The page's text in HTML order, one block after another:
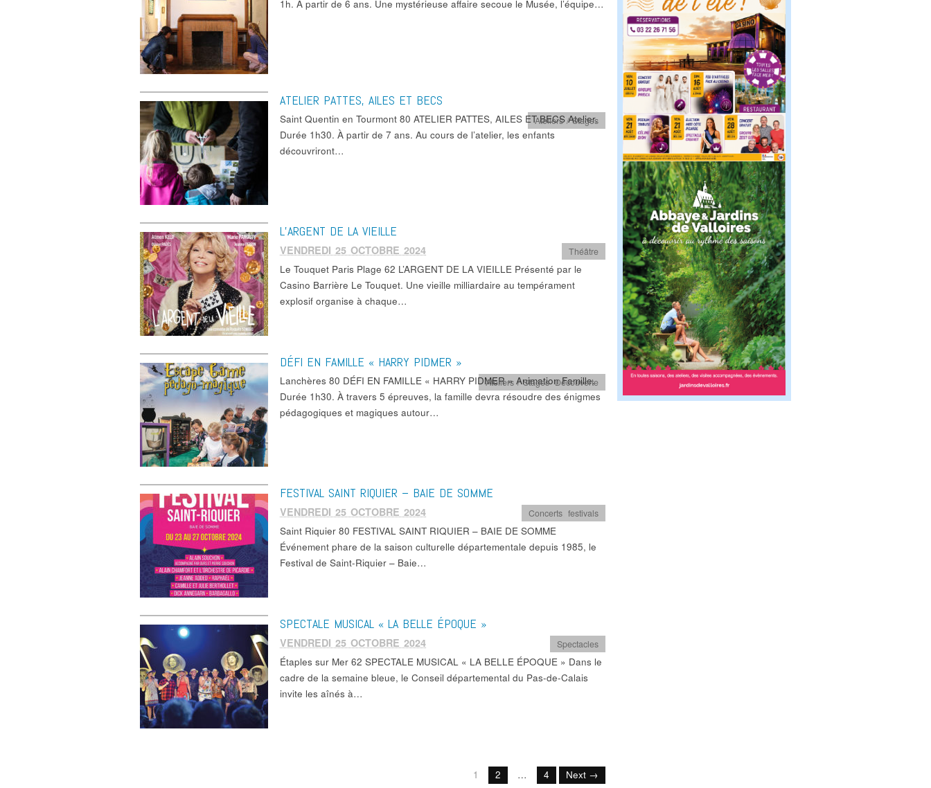
1h. À partir de 6 ans. Une mystérieuse affaire secoue le Musée, l’équipe…
ATELIER PATTES, AILES ET BECS
Ateliers / Stages
Saint Quentin en Tourmont 80 ATELIER PATTES, AILES ET BECS Atelier.
Durée 1h30. À partir de 7 ans. Au cours de l’atelier, les enfants
découvriront…
L’ARGENT DE LA VIEILLE
VENDREDI 25 OCTOBRE 2024 Théâtre
Le Touquet Paris Plage 62 L’ARGENT DE LA VIEILLE Présenté par le
Casino Barrière Le Touquet. Une vieille milliardaire au tempérament
explosif organise à chaque…
DÉFI EN FAMILLE « HARRY PIDMER »
Ateliers / Stages,Découverte
Lanchères 80 DÉFI EN FAMILLE « HARRY PIDMER » Animation Famille.
Durée 1h30. À travers 5 épreuves, la famille devra résoudre des énigmes
pédagogiques et magiques autour…
FESTIVAL SAINT RIQUIER – BAIE DE SOMME
VENDREDI 25 OCTOBRE 2024 Concerts ,festivals
Saint Riquier 80 FESTIVAL SAINT RIQUIER – BAIE DE SOMME
Événement phare de la saison culturelle départementale depuis 1985, le
Festival de Saint-Riquier – Baie…
SPECTALE MUSICAL « LA BELLE ÉPOQUE »
VENDREDI 25 OCTOBRE 2024 Spectacles
Étaples sur Mer 62 SPECTALE MUSICAL « LA BELLE ÉPOQUE » Dans le
cadre de la semaine bleue, le Conseil départemental du Pas-de-Calais
invite les aînés à…
1 2 … 4 Next →